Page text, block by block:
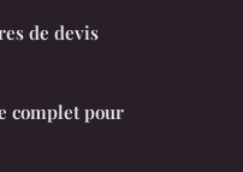
de devis
complet pour